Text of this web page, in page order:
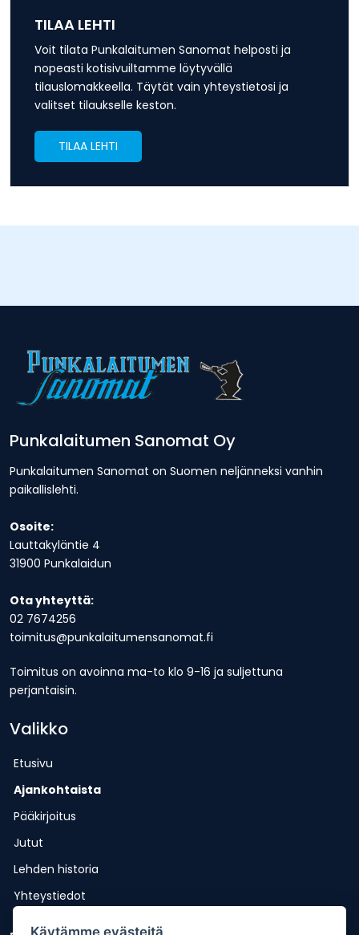
TILAA LEHTI
Voit tilata Punkalaitumen Sanomat helposti ja
nopeasti kotisivuiltamme löytyvällä
tilauslomakkeella. Täytät vain yhteystietosi ja
valitset tilaukselle keston.
TILAA LEHTI
Punkalaitumen Sanomat Oy
Punkalaitumen Sanomat on Suomen neljänneksi vanhin
paikallislehti.
Osoite:
Lauttakyläntie 4
31900 Punkalaidun
Ota yhteyttä:
02 7674256
toimitus@punkalaitumensanomat.fi
Toimitus on avoinna ma-to klo 9-16 ja suljettuna
perjantaisin.
Valikko
Etusivu
Ajankohtaista
Pääkirjoitus
Jutut
Lehden historia
Yhteystiedot